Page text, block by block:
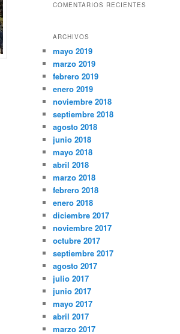
COMENTARIOS RECIENTES
ARCHIVOS
mayo 2019
marzo 2019
febrero 2019
enero 2019
noviembre 2018
septiembre 2018
agosto 2018
junio 2018
mayo 2018
abril 2018
marzo 2018
febrero 2018
enero 2018
diciembre 2017
noviembre 2017
octubre 2017
septiembre 2017
agosto 2017
julio 2017
junio 2017
mayo 2017
abril 2017
marzo 2017